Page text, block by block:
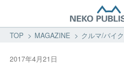
TOP MAGAZINE クルマ/バイク
2017年4月21日